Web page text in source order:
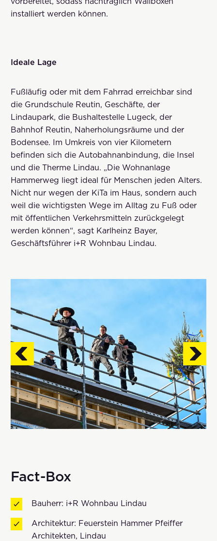
installiert werden können.
Ideale Lage
Fußläufig oder mit dem Fahrrad erreichbar sind
die Grundschule Reutin, Geschäfte, der
Lindaupark, die Bushaltestelle Lugeck, der
Bahnhof Reutin, Naherholungsräume und der
Bodensee. Im Umkreis von vier Kilometern
befinden sich die Autobahnanbindung, die Insel
und die Therme Lindau. „Die Wohnanlage
Hammerweg liegt ideal für Menschen jeden Alters.
Nicht nur wegen der KiTa im Haus, sondern auch
weil die wichtigsten Wege im Alltag zu Fuß oder
mit öffentlichen Verkehrsmitteln zurückgelegt
werden können“, sagt Karlheinz Bayer,
Geschäftsführer i+R Wohnbau Lindau.
Fact-Box
Bauherr: i+R Wohnbau Lindau
Architektur: Feuerstein Hammer Pfeiffer
Architekten, Lindau